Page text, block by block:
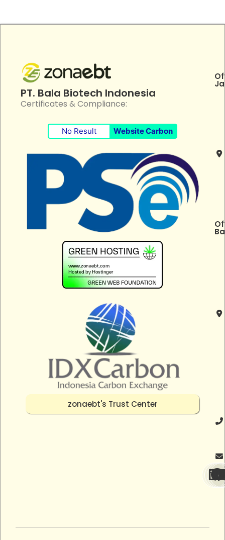
PT. Bala Biotech Indonesia
Certificates & Compliance:
No Result Website Carbon
zonaebt's Trust Center